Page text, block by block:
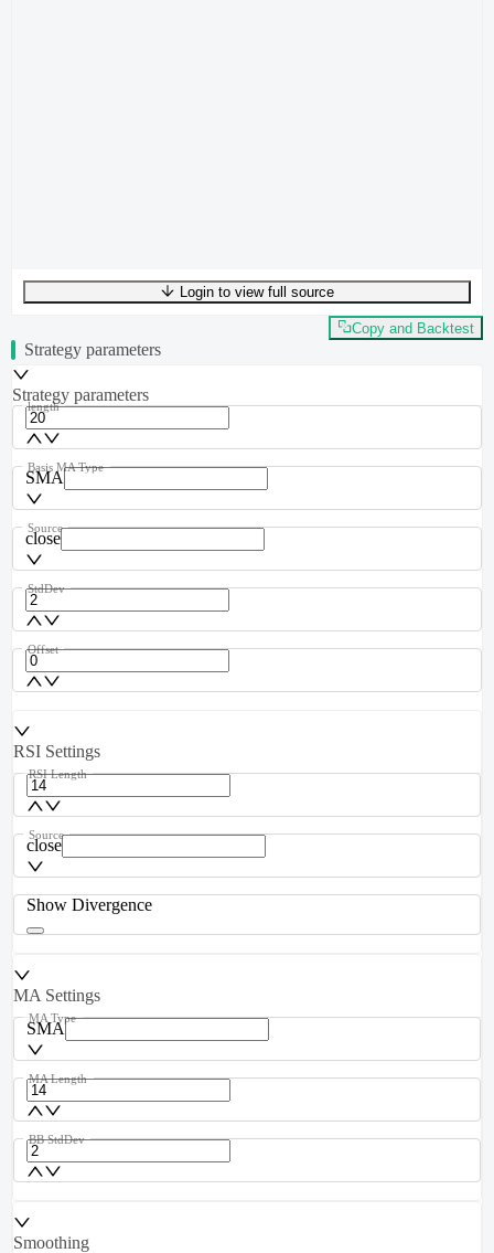
UTF-8372 bytes54 words0 linesLn 1,Col 0
Login to view full source
Copy and Backtest
Strategy parameters
Strategy parameters
length
SMA
Basis MA Type
close
Source
StdDev
Offset
RSI Settings
RSI Length
close
Source
Show Divergence
MA Settings
SMA
MA Type
MA Length
BB StdDev
Smoothing